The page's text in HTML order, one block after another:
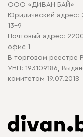
Политика
Политика в
ООО «ДИВАН БАЙ»
Юридический адрес:
13-9
Почтовый адрес:
офис 1
В торговом реестре
УНП: 193109186,
комитетом 19.07.2018